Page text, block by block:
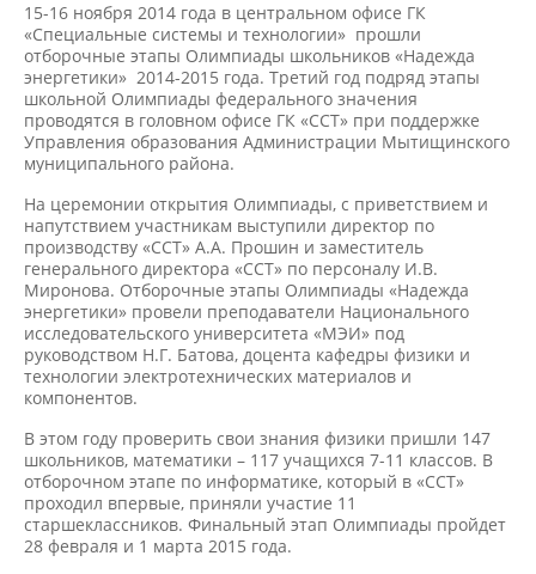
15-16 ноября 2014 года в центральном офисе ГК
«Специальные системы и технологии» прошли
отборочные этапы Олимпиады школьников «Надежда
энергетики» 2014-2015 года. Третий год подряд этапы
школьной Олимпиады федерального значения
проводятся в головном офисе ГК «ССТ» при поддержке
Управления образования Администрации Мытищинского
муниципального района.
На церемонии открытия Олимпиады, с приветствием и
напутствием участникам выступили директор по
производству «ССТ» А.А. Прошин и заместитель
генерального директора «ССТ» по персоналу И.В.
Миронова. Отборочные этапы Олимпиады «Надежда
энергетики» провели преподаватели Национального
исследовательского университета «МЭИ» под
руководством Н.Г. Батова, доцента кафедры физики и
технологии электротехнических материалов и
компонентов.
В этом году проверить свои знания физики пришли 147
школьников, математики – 117 учащихся 7-11 классов. В
отборочном этапе по информатике, который в «ССТ»
проходил впервые, приняли участие 11
старшеклассников. Финальный этап Олимпиады пройдет
28 февраля и 1 марта 2015 года.